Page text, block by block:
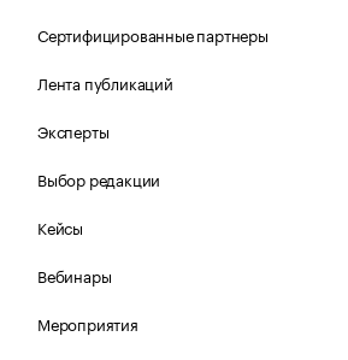
Сертифицированные партнеры
Лента публикаций
Эксперты
Выбор редакции
Кейсы
Вебинары
Мероприятия